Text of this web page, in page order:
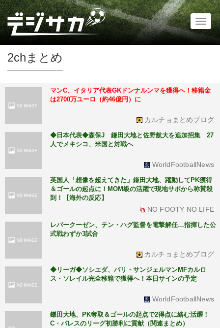
2chまとめ
マンC、イタリア代表GKドンナルンマを獲得へ！移籍金
は2700万ユーロ（約46億円）に
カルチョまとめブログ
◆日本代表◆森保J 鎌田大地と佐野航大を追加招集 27
人でメキシコ、米国と対戦へ
WorldFootballNews
英国人「想像を超えてきた」鎌田大地、躍動してPK獲得
＆ゴールの起点に！MOM級の活躍で現地サポから称賛殺
到！【海外の反応】
NO FOOTY NO LIFE
レバークーゼン、テン・ハグ監督を電撃解任…指揮した公
式戦わずか3試合
カルチョまとめブログ
◆リーガ◆ソシエダ、パリ・サンジェルマンMFカルロ
ス・ソレイル完全移籍で獲得へ！本日サインの予定
WorldFootballNews
鎌田大地、PK奪取＆ゴールの起点で2得点に絡む活躍！
C・パレスのリーグ初勝利に貢献（関連まとめ）